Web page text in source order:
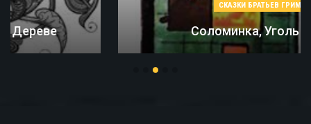
СКАЗКИ БРАТЬЕВ ГРИММ
Соломинка, Уголь И Боб